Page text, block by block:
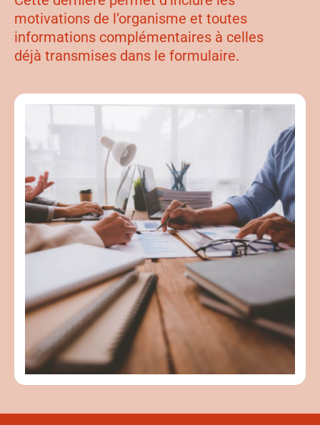
motivations de l’organisme et toutes
informations complémentaires à celles
déjà transmises dans le formulaire.